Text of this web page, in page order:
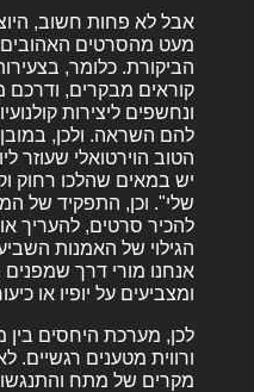
אבל לא פחות חשוב,
מעט מהסרטים
הביקורת. כלומר,
קוראים מבקרים, ודרכם
ונחשפים ליצירות
להם השראה. ולכן,
הטוב הוירטואלי שעוזר
יש במאים שהלכו רחוק
שלי". וכן, התפקיד של
להכיר סרטים, להעריך
הגילוי של האמנות
אנחנו מורי דרך
ומצביעים על יופיו או
לכן, מערכת היחסים
ורווית מטענים רגשיים.
מקרים של מתח